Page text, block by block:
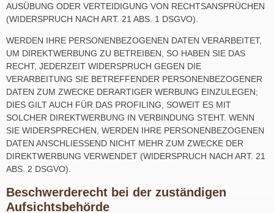
AUSÜBUNG ODER VERTEIDIGUNG VON RECHTSANSPRÜCHEN
(WIDERSPRUCH NACH ART. 21 ABS. 1 DSGVO).
WERDEN IHRE PERSONENBEZOGENEN DATEN VERARBEITET,
UM DIREKTWERBUNG ZU BETREIBEN, SO HABEN SIE DAS
RECHT, JEDERZEIT WIDERSPRUCH GEGEN DIE
VERARBEITUNG SIE BETREFFENDER PERSONENBEZOGENER
DATEN ZUM ZWECKE DERARTIGER WERBUNG EINZULEGEN;
DIES GILT AUCH FÜR DAS PROFILING, SOWEIT ES MIT
SOLCHER DIREKTWERBUNG IN VERBINDUNG STEHT. WENN
SIE WIDERSPRECHEN, WERDEN IHRE PERSONENBEZOGENEN
DATEN ANSCHLIESSEND NICHT MEHR ZUM ZWECKE DER
DIREKTWERBUNG VERWENDET (WIDERSPRUCH NACH ART. 21
ABS. 2 DSGVO).
Beschwerde­recht bei der zuständigen
Aufsichts­behörde